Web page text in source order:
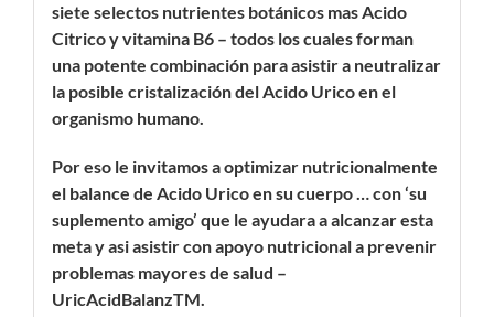
siete selectos nutrientes botánicos mas Acido
Citrico y vitamina B6 – todos los cuales forman
una potente combinación para asistir a neutralizar
la posible cristalización del Acido Urico en el
organismo humano.
Por eso le invitamos a optimizar nutricionalmente
el balance de Acido Urico en su cuerpo … con ‘su
suplemento amigo’ que le ayudara a alcanzar esta
meta y asi asistir con apoyo nutricional a prevenir
problemas mayores de salud –
UricAcidBalanzTM.